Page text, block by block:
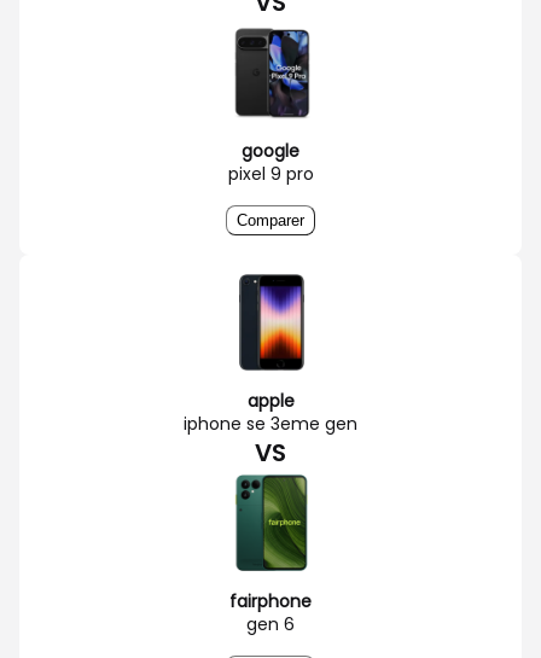
google
pixel 9 pro
Comparer
apple
iphone se 3eme gen
VS
fairphone
gen 6